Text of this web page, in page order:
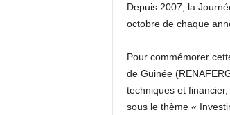
Depuis 2007, la
octobre de chaque
Pour commémorer
de Guinée
techniques et
sous le thème «